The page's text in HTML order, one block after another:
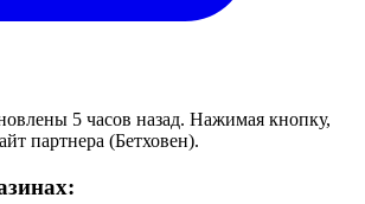
5 часов назад. Нажимая кнопку,
партнера (Бетховен).